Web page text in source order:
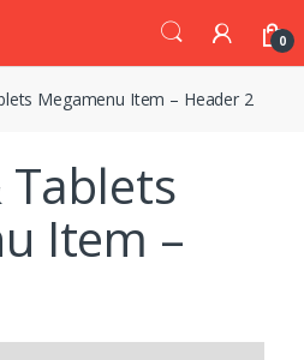
0
Megamenu Item – Header 2
Item –